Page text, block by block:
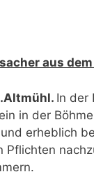
aus
In der
in der
erheblich
Pflichten